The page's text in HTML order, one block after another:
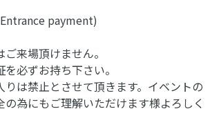
payment)
来場頂けません。
必ずお持ち下さい。
は禁止とさせて頂きます。イベントの
為にもご理解いただけます様よろしく